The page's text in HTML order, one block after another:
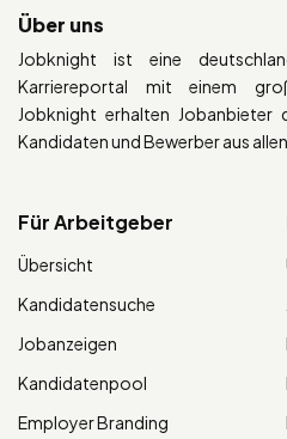
Über uns
Jobknight ist eine
Karriereportal mit einem
Jobknight erhalten Jobanbieter
Kandidaten und Bewerber aus
Für Arbeitgeber
Übersicht
Kandidatensuche
Jobanzeigen
Kandidatenpool
Employer Branding